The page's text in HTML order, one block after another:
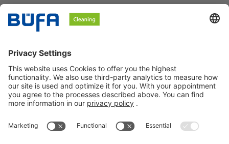
Technische kenmerken
Veiligheidsinstructies